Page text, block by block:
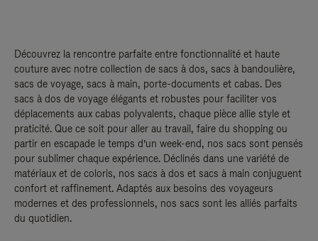
Découvrez la rencontre parfaite entre fonctionnalité et haute
couture avec notre collection de sacs à dos, sacs à bandoulière,
sacs de voyage, sacs à main, porte-documents et cabas. Des
sacs à dos de voyage élégants et robustes pour faciliter vos
déplacements aux cabas polyvalents, chaque pièce allie style et
praticité. Que ce soit pour aller au travail, faire du shopping ou
partir en escapade le temps d’un week-end, nos sacs sont pensés
pour sublimer chaque expérience. Déclinés dans une variété de
matériaux et de coloris, nos sacs à dos et sacs à main conjuguent
confort et raffinement. Adaptés aux besoins des voyageurs
modernes et des professionnels, nos sacs sont les alliés parfaits
du quotidien.